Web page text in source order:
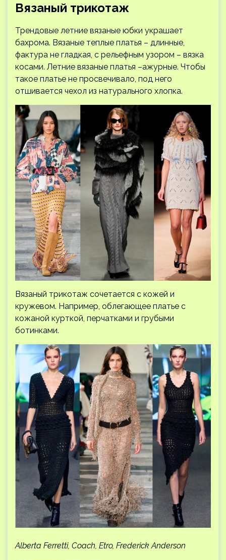
Вязаный трикотаж
Трендовые летние вязаные юбки украшает
бахрома. Вязаные теплые платья – длинные,
фактура не гладкая, с рельефным узором – вязка
косами. Летние вязаные платья –ажурные. Чтобы
такое платье не просвечивало, под него
отшивается чехол из натурального хлопка.
Вязаный трикотаж сочетается с кожей и
кружевом. Например, облегающее платье с
кожаной курткой, перчатками и грубыми
ботинками.
Alberta Ferretti, Coach, Etro, Frederick Anderson